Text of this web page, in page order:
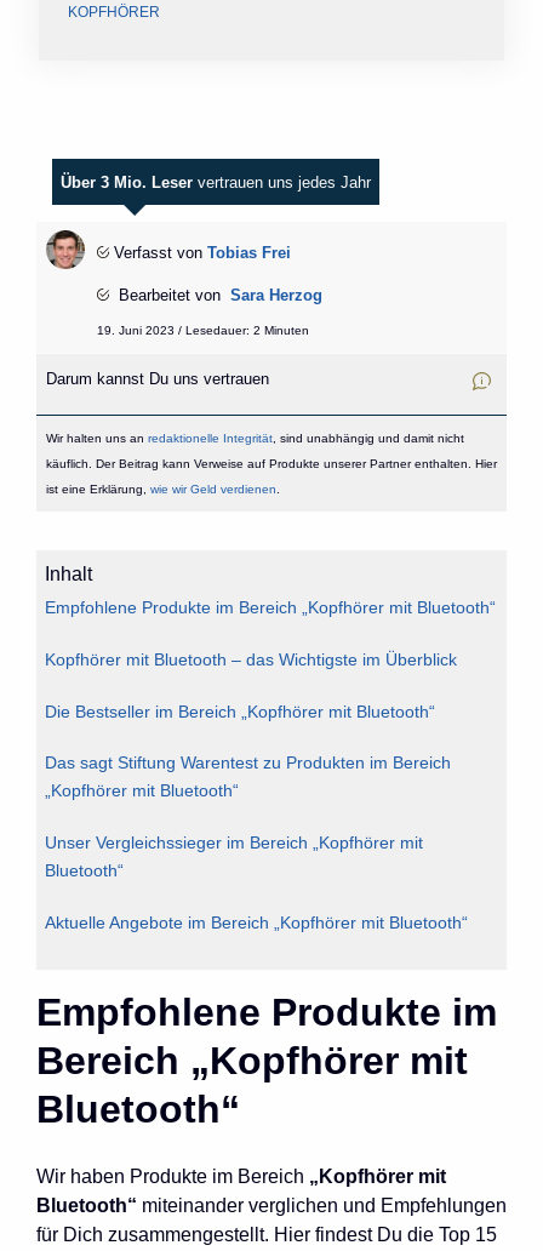
KOPFHÖRER
Über 3 Mio. Leser vertrauen uns jedes Jahr
Verfasst von Tobias Frei
Bearbeitet von Sara Herzog
19. Juni 2023 / Lesedauer: 2 Minuten
Darum kannst Du uns vertrauen
Wir halten uns an redaktionelle Integrität, sind unabhängig und damit nicht
käuflich. Der Beitrag kann Verweise auf Produkte unserer Partner enthalten. Hier
ist eine Erklärung, wie wir Geld verdienen
Inhalt
Empfohlene Produkte im Bereich „Kopfhörer mit Bluetooth“
Kopfhörer mit Bluetooth – das Wichtigste im Überblick
Die Bestseller im Bereich „Kopfhörer mit Bluetooth“
Das sagt Stiftung Warentest zu Produkten im Bereich
„Kopfhörer mit Bluetooth“
Unser Vergleichssieger im Bereich „Kopfhörer mit
Bluetooth“
Aktuelle Angebote im Bereich „Kopfhörer mit Bluetooth“
Empfohlene Produkte im
Bereich „Kopfhörer mit
Bluetooth“
Wir haben Produkte im Bereich „Kopfhörer mit
Bluetooth“ miteinander verglichen und Empfehlungen
für Dich zusammengestellt. Hier findest Du die Top 15